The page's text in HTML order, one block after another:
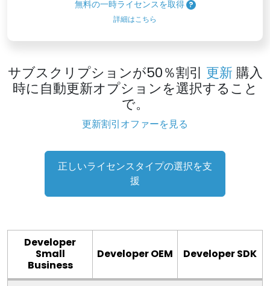
無料の一時ライセンスを取得
詳細はこちら
サブスクリプションが50％割引 更新 購入
時に自動更新オプションを選択すること
で。
更新割引オファーを見る
正しいライセンスタイプの選択を支
援
Developer
Small
Business
Developer OEM Developer SDK